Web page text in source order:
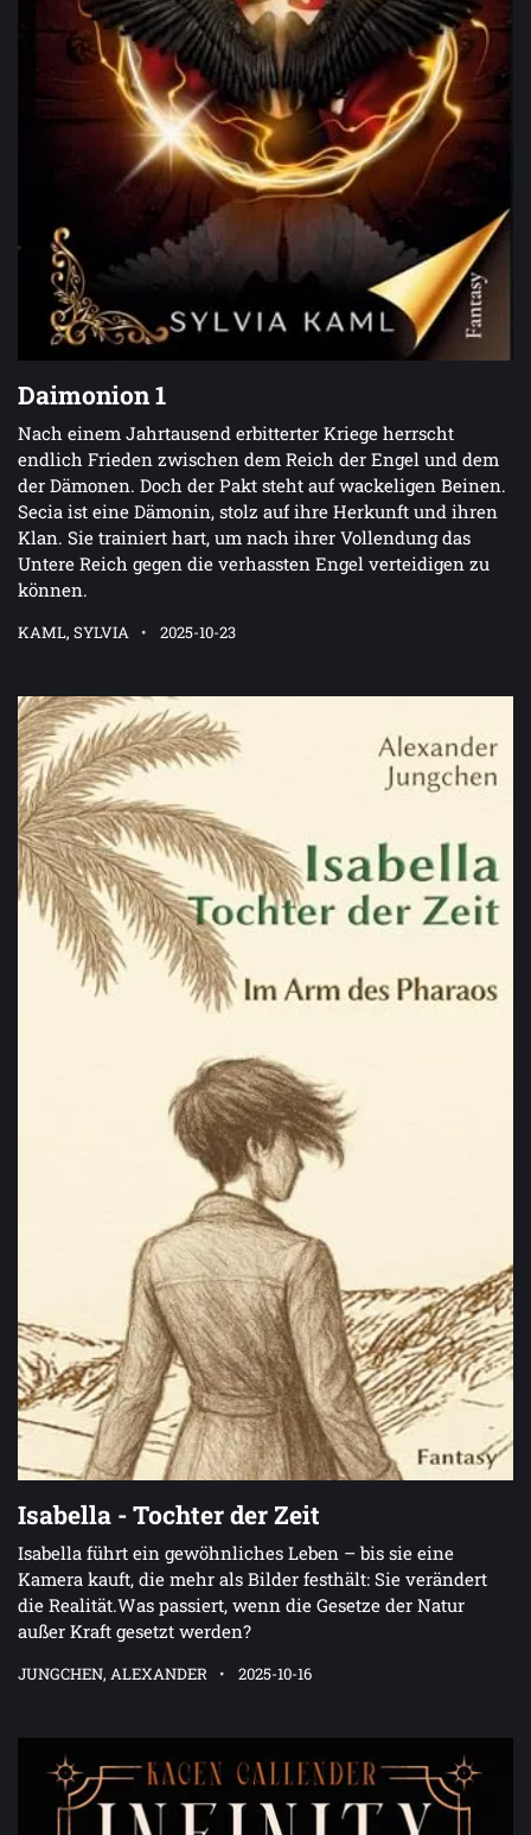
Daimonion 1
Nach einem Jahrtausend erbitterter Kriege herrscht
endlich Frieden zwischen dem Reich der Engel und dem
der Dämonen. Doch der Pakt steht auf wackeligen Beinen.
Secia ist eine Dämonin, stolz auf ihre Herkunft und ihren
Klan. Sie trainiert hart, um nach ihrer Vollendung das
Untere Reich gegen die verhassten Engel verteidigen zu
können.
KAML, SYLVIA 2025-10-23
Isabella - Tochter der Zeit
Isabella führt ein gewöhnliches Leben – bis sie eine
Kamera kauft, die mehr als Bilder festhält: Sie verändert
die Realität.Was passiert, wenn die Gesetze der Natur
außer Kraft gesetzt werden?
JUNGCHEN, ALEXANDER 2025-10-16